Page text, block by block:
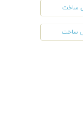
ساخت
ساخت